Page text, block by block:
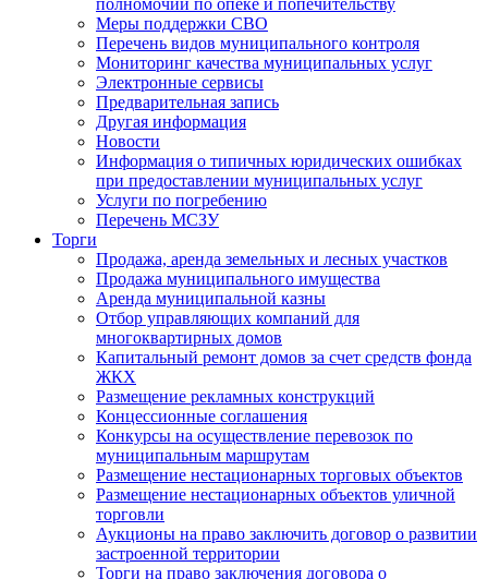
полномочий по опеке и попечительству
Меры поддержки СВО
Перечень видов муниципального контроля
Мониторинг качества муниципальных услуг
Электронные сервисы
Предварительная запись
Другая информация
Новости
Информация о типичных юридических ошибках
при предоставлении муниципальных услуг
Услуги по погребению
Перечень МСЗУ
Торги
Продажа, аренда земельных и лесных участков
Продажа муниципального имущества
Аренда муниципальной казны
Отбор управляющих компаний для
многоквартирных домов
Капитальный ремонт домов за счет средств фонда
ЖКХ
Размещение рекламных конструкций
Концессионные соглашения
Конкурсы на осуществление перевозок по
муниципальным маршрутам
Размещение нестационарных торговых объектов
Размещение нестационарных объектов уличной
торговли
Аукционы на право заключить договор о развитии
застроенной территории
Торги на право заключения договора о